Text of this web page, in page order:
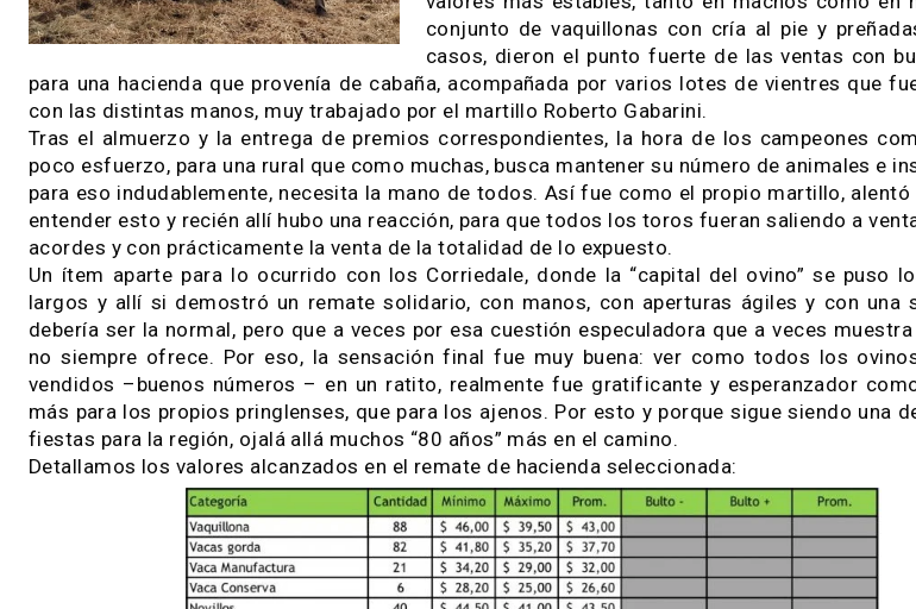
se comenzó con la venta del gordo
de vaquillonas, una vaca gorda que
el resto de las categorías al kilo que
signifique la vaca, como lo mejor
valores más estables, tanto en machos
conjunto de vaquillonas con cría al pie y
casos, dieron el punto fuerte de las
para una hacienda que provenía de cabaña, acompañada por varios lotes de
con las distintas manos, muy trabajado por el martillo Roberto Gabarini.
Tras el almuerzo y la entrega de premios correspondientes, la hora de los
poco esfuerzo, para una rural que como muchas, busca mantener su número de
para eso indudablemente, necesita la mano de todos. Así fue como el propio
entender esto y recién allí hubo una reacción, para que todos los toros fueran
acordes y con prácticamente la venta de la totalidad de lo expuesto.
Un ítem aparte para lo ocurrido con los Corriedale, donde la “capital del ovino”
largos y allí si demostró un remate solidario, con manos, con aperturas ágiles y
debería ser la normal, pero que a veces por esa cuestión especuladora que a
no siempre ofrece. Por eso, la sensación final fue muy buena: ver como todos
vendidos –buenos números – en un ratito, realmente fue gratificante y
más para los propios pringlenses, que para los ajenos. Por esto y porque sigue